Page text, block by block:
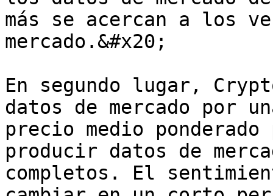
más se acercan a los
mercado.&#x20;
En segundo lugar,
datos de mercado por
precio medio ponderado
producir datos de
completos. El